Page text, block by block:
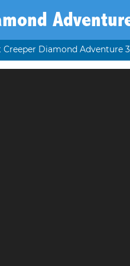
Creeper Diamond Adventure 3